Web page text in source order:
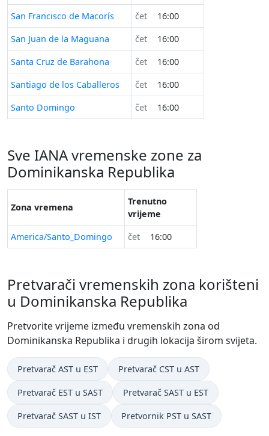
San Francisco de Macorís
čet
16:00
San Juan de la Maguana
čet
16:00
Santa Cruz de Barahona
čet
16:00
Santiago de los Caballeros
čet
16:00
Santo Domingo
čet 16:00
Sve IANA vremenske zone za
Dominikanska Republika
Zona vremena
Trenutno
vrijeme
America/Santo_Domingo
čet 16:00
Pretvarači vremenskih zona korišteni
u Dominikanska Republika
Pretvorite vrijeme između vremenskih zona od
Dominikanska Republika i drugih lokacija širom svijeta.
Pretvarač AST u EST Pretvarač CST u AST
Pretvarač EST u SAST Pretvarač SAST u EST
Pretvarač SAST u IST Pretvornik PST u SAST